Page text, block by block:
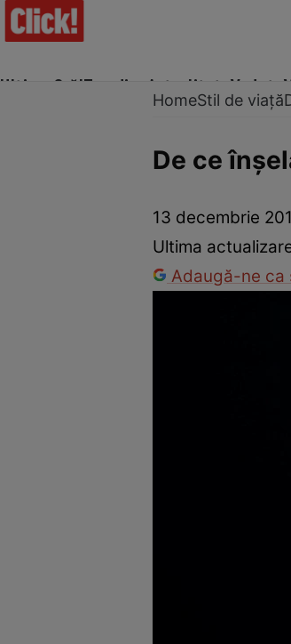
Ultima Oră!Trending Actualitate Vedete
Dragoste și Sex
HomeStil de viață
De ce
13 decembrie
Ultima
Adaugă-ne ca